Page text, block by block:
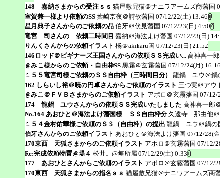
148 嘉納さまからの受注ｓｓ 猫屋敷兄猫＠ナニワアームズ商藩国
室賀兼一様より依頼のSS 葉崎京夜＠詩歌藩国 07/12/22(土) 13:46
星月典子さんからのご依頼の品 伯牙＠伏見藩国 07/12/23(日) 4:50
竜宮 司さんの 依頼二時間目 嘉納＠海法よけ藩国 07/12/23(日)
りんくさんからの依頼イラスト 橘＠akiharu国 07/12/23(日) 21:52
146ロッド＠ビギナーズ王国さんからの依頼ＳＳ完成い... 高神喜一
きみこ様からのご依頼・自由枠SS 黒霧＠玄霧藩国 07/12/24(月) 16:16
１５５竜宮司様ご依頼のＳＳ自由枠（三時間目分）
龍鍋 ユウ＠鍋
162 しらいし裕＠暁の円卓さんからご依頼のイラスト 三つ実＠アウ
きみこ＠ＦＶＢさまからのご依頼イラスト アポロ＠玄霧藩国 07/12/
174 龍鍋 ユウさんからの依頼ＳＳ完成いたしました 高神喜一郎
No.164 あおひと＠海法よけ藩国様 ＳＳ自由枠分 久遠寺 那由他＠
１５４金村佑華様ご依頼のＳＳ（自由枠）の提出 龍鍋 ユウ＠鍋の
伯牙さんからのご依頼イラスト あおひと＠海法よけ藩国 07/12/28(
170東西 天狐さまからのご依頼イラスト アポロ＠玄霧藩国 07/12/
Re:完成依頼物置き場４ 松井。@無所属 07/12/29(土) 0:33
177 あおひとさんからご依頼のイラスト アポロ＠玄霧藩国 07/12/
170東西 天狐さまからの指名ｓｓ 猫屋敷兄猫＠ナニワアームズ商